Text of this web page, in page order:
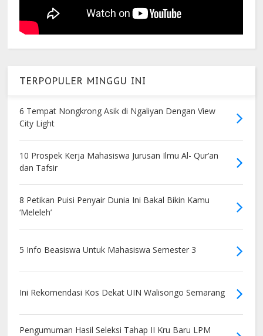
TERPOPULER MINGGU INI
6 Tempat Nongkrong Asik di Ngaliyan Dengan View
City Light
10 Prospek Kerja Mahasiswa Jurusan Ilmu Al- Qur’an
dan Tafsir
8 Petikan Puisi Penyair Dunia Ini Bakal Bikin Kamu
‘Meleleh’
5 Info Beasiswa Untuk Mahasiswa Semester 3
Ini Rekomendasi Kos Dekat UIN Walisongo Semarang
Pengumuman Hasil Seleksi Tahap II Kru Baru LPM